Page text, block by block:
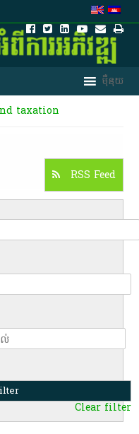
taxation
RSS Feed
Clear filter